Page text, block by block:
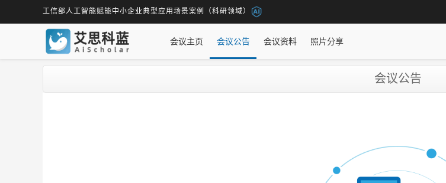
工信部人工智能赋能中小企业典型应用场景案例（科研领域）
会议主页 会议公告 会议资料 照片分享
会议公告